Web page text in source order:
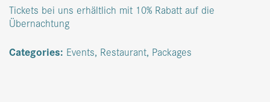
Tickets bei uns erhältlich mit 10% Rabatt auf die
Übernachtung
Categories: Events, Restaurant, Packages